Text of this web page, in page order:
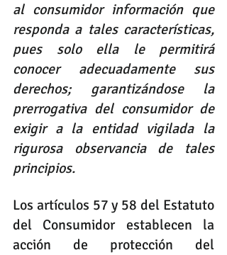
al consumidor información que
responda a tales características,
pues solo ella le permitirá
conocer adecuadamente sus
derechos; garantizándose la
prerrogativa del consumidor de
exigir a la entidad vigilada la
rigurosa observancia de tales
principios.
Los artículos 57 y 58 del Estatuto
del Consumidor establecen la
acción de protección del